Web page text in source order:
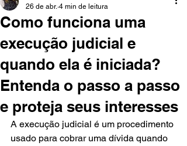
Como funciona uma
execução judicial e
quando ela é iniciada?
Entenda o passo a passo
e proteja seus interesses
26 de abr. 4 min de leitura
A execução judicial é um procedimento
usado para cobrar uma dívida quando